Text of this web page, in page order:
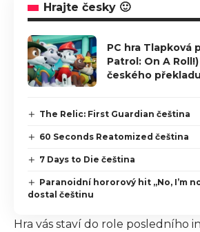
Hrajte česky 🙂
PC hra Tlapková
Patrol: On A
českého překladu
The Relic: First Guardian čeština
60 Seconds Reatomized čeština
7 Days to Die čeština
Paranoidní hororový hit „No, I’m
dostal češtinu
Hra vás staví do role posledního